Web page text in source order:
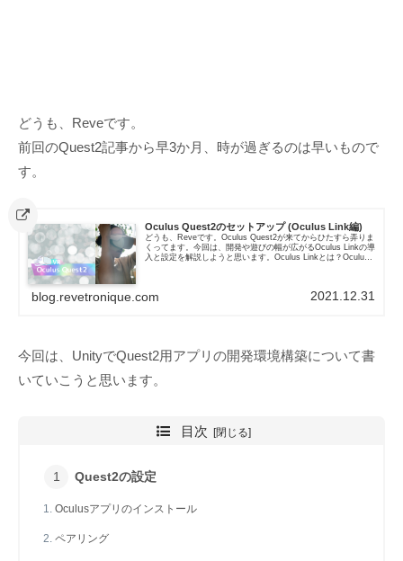
どうも、Reveです。
前回のQuest2記事から早3か月、時が過ぎるのは早いもので
す。
Oculus Quest2のセットアップ (Oculus Link編)
どうも、Reveです。Oculus Quest2が来てからひたすら弄りま
くってます。今回は、開発や遊びの幅が広がるOculus Linkの導
入と設定を解説しようと思います。Oculus Linkとは？Oculus
blog.revetronique.com 2021.12.31
今回は、UnityでQuest2用アプリの開発環境構築について書
いていこうと思います。
目次
Quest2の設定
Oculusアプリのインストール
ペアリング